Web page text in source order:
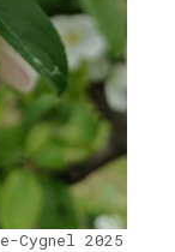
Cygnel 2025